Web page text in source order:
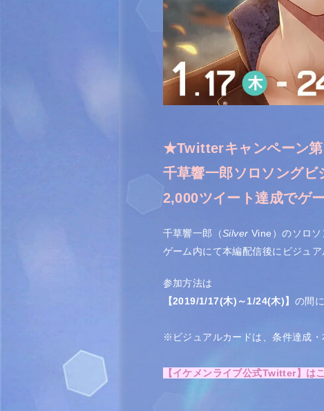
★Twitterキャンペーン
千草響一郎ソロソングビ
2,000ツイート達成でゲ
千草響一郎（Silver Vine）のソロソ
ゲーム内にて本編配信後にビジュア
参加方法は
【2019/1/17(木)～1/24(木)】 の間
※ビジュアルカードは、条件達成・
【イケメンライブ公式Twitter】は